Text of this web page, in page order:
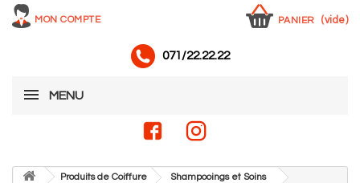
MON COMPTE PANIER (vide)
071/22.22.22
MENU
Produits de Coiffure
Shampooings et Soins